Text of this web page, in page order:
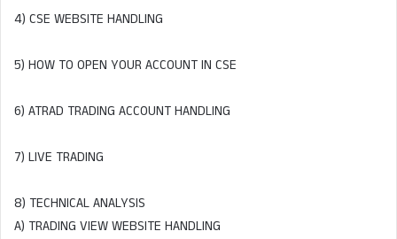
4) CSE WEBSITE HANDLING
5) HOW TO OPEN YOUR ACCOUNT IN CSE
6) ATRAD TRADING ACCOUNT HANDLING
7) LIVE TRADING
8) TECHNICAL ANALYSIS
A) TRADING VIEW WEBSITE HANDLING